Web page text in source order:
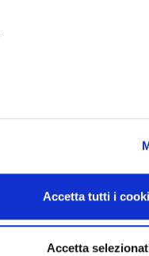
Accetta tutti i
Accetta